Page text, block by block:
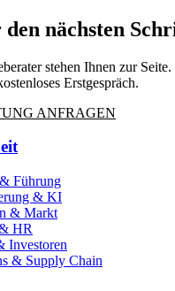
nächsten
stehen Ihnen zur
Erstgespräch.
ANFRAGEN
Führung
& KI
& Markt
HR
Investoren
& Supply Chain